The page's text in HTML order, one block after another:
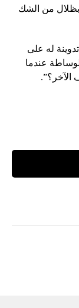
بظلال من الشك
له على
عندما
الآخر؟”.